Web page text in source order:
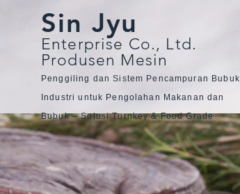
Sin Jyu
Enterprise Co., Ltd.
Produsen Mesin
Penggiling dan Sistem Pencampuran Bubuk
Industri untuk Pengolahan Makanan dan
Bubuk – Solusi Turnkey & Food Grade